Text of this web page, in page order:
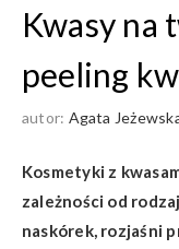
Kwasy na
peeling
autor: Agata
Kosmetyki z
zależności od
naskórek, rozjaśni